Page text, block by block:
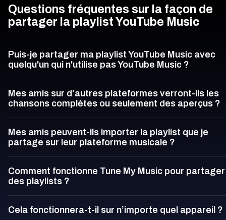
Questions fréquentes sur la façon de
partager la playlist YouTube Music
Puis-je partager ma playlist YouTube Music avec
quelqu'un qui n'utilise pas YouTube Music ?
Mes amis sur d’autres plateformes verront-ils les
chansons complètes ou seulement des aperçus ?
Mes amis peuvent-ils importer la playlist que je
partage sur leur plateforme musicale ?
Comment fonctionne Tune My Music pour partager
des playlists ?
Cela fonctionnera-t-il sur n’importe quel appareil ?